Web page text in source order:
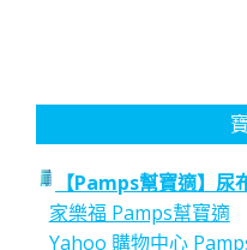
【Pamps幫寶適】尿
家樂福 Pamps幫寶適
Yahoo 購物中心